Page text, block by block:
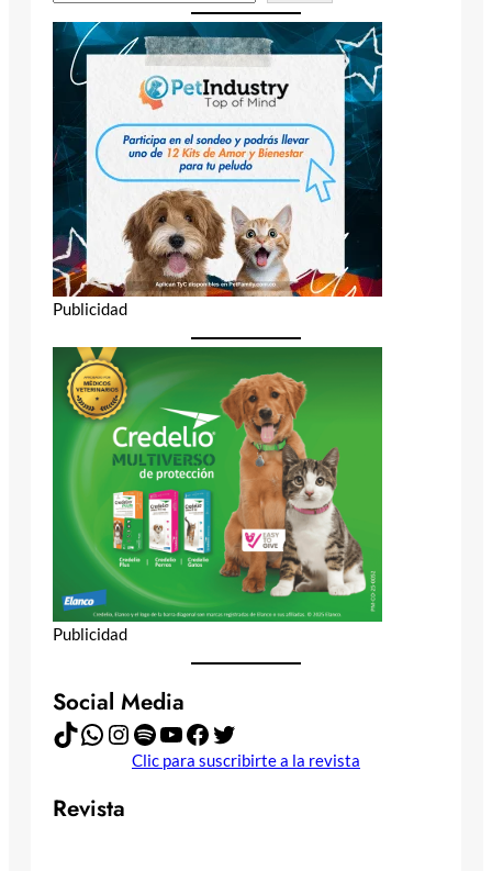
Publicidad
Publicidad
Social Media
TikTok WhatsApp Instagram Spotify YouTube Facebook Twitter
Clic para suscribirte a la revista
Revista